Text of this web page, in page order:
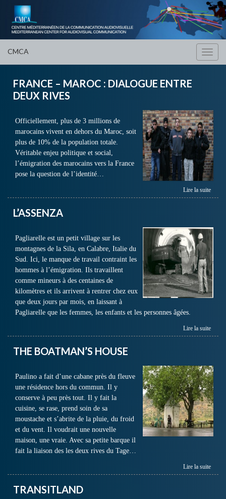
CMCA
FRANCE – MAROC : DIALOGUE ENTRE
DEUX RIVES
Officiellement, plus de 3 millions de
marocains vivent en dehors du Maroc, soit
plus de 10% de la population totale.
Véritable enjeu politique et social,
l’émigration des marocains vers la France
pose la question de l’identité…
Lire la suite
L’ASSENZA
Pagliarelle est un petit village sur les
montagnes de la Sila, en Calabre, Italie du
Sud. Ici, le manque de travail contraint les
hommes à l’émigration. Ils travaillent
comme mineurs à des centaines de
kilomètres et ils arrivent à rentrer chez eux
que deux jours par mois, en laissant à
Pagliarelle que les femmes, les enfants et les personnes âgées.
Lire la suite
THE BOATMAN’S HOUSE
Paulino a fait d’une cabane près du fleuve
une résidence hors du commun. Il y
conserve à peu près tout. Il y fait la
cuisine, se rase, prend soin de sa
moustache et s’abrite de la pluie, du froid
et du vent. Il voudrait une nouvelle
maison, une vraie. Avec sa petite barque il
fait la liaison des les deux rives du Tage…
Lire la suite
TRANSITLAND